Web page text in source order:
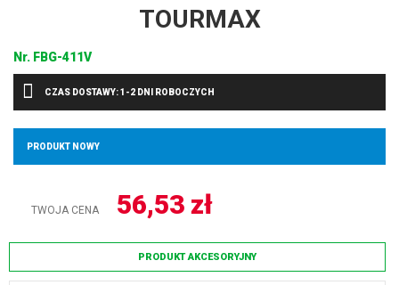
TOURMAX
Nr. FBG-411V
CZAS DOSTAWY: 1-2 DNI ROBOCZYCH
PRODUKT NOWY
TWOJA CENA 56,53 zł
PRODUKT AKCESORYJNY